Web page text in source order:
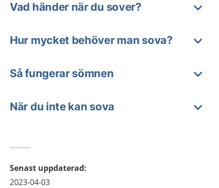
Vad händer när du sover?
Hur mycket behöver man sova?
Så fungerar sömnen
När du inte kan sova
Senast uppdaterad:
2023-04-03